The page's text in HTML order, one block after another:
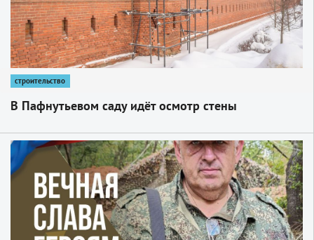
строительство
В Пафнутьевом саду идёт осмотр стены
1